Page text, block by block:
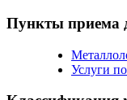
Пункты приема
Услуги